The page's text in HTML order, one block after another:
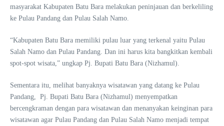
masyarakat Kabupaten Batu Bara melakukan peninjauan dan berkeliling
ke Pulau Pandang dan Pulau Salah Namo.
“Kabupaten Batu Bara memiliki pulau luar yang terkenal yaitu Pulau
Salah Namo dan Pulau Pandang. Dan ini harus kita bangkitkan kembali
spot-spot wisata,” ungkap Pj. Bupati Batu Bara (Nizhamul).
Sementara itu, melihat banyaknya wisatawan yang datang ke Pulau
Pandang, Pj. Bupati Batu Bara (Nizhamul) menyempatkan
bercengkraman dengan para wisatawan dan menanyakan keinginan para
wisatawan agar Pulau Pandang dan Pulau Salah Namo menjadi tempat